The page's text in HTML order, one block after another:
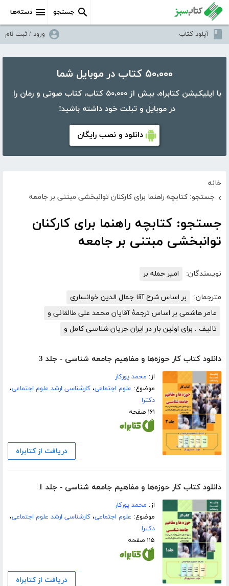
دسته‌ها جستجو
آپلود کتاب ورود / ثبت نام
۵۰،۰۰۰ کتاب در موبایل شما
با اپلیکیشن کتابراه، بیش از ۵۰،۰۰۰ کتاب، کتاب صوتی و رمان را
در موبایل و تبلت خود داشته باشید!
دانلود و نصب رایگان
خانه
› جستجو: کتابچه راهنما برای کارکنان توانبخشی مبتنی بر جامعه
جستجو: کتابچه راهنما برای کارکنان
توانبخشی مبتنی بر جامعه
نویسندگان: امیر حمله بر
مترجمان:
بر اساس شرح آقا جمال الدین خوانساری
عامر هاشمی بر اساس ترجمۀ آقایان محمد علی طالقانی و
تالیف . برای اولین بار در ایران جریان شناسی کامل و
دانلود کتاب کار حوزه‌ها و مفاهیم جامعه شناسی - جلد 3
از: محمد پورکار
موضوع: علوم اجتماعی،کارشناسی ارشد علوم اجتماعی،
دکترا
۱۶۱ صفحه
دریافت از کتابراه
دانلود کتاب کار حوزه‌ها و مفاهیم جامعه شناسی - جلد 1
از: محمد پورکار
موضوع: علوم اجتماعی،کارشناسی ارشد علوم اجتماعی،
دکترا
۱۱۵ صفحه
دریافت از کتابراه